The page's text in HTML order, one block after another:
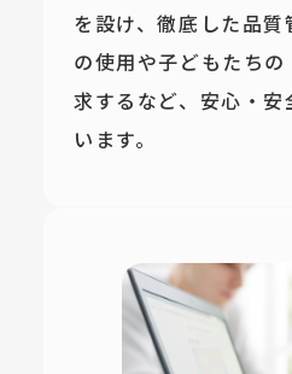
を設け、徹底した品
の使用や子どもたち
求するなど、安心・
います。